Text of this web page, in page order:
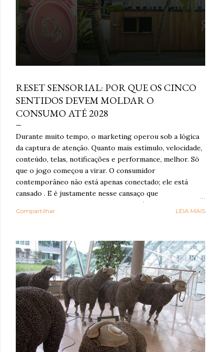
e
n
RESET SENSORIAL: POR QUE OS CINCO
SENTIDOS DEVEM MOLDAR O
CONSUMO ATÉ 2028
Durante muito tempo, o marketing operou sob a lógica
da captura de atenção. Quanto mais estímulo, velocidade,
conteúdo, telas, notificações e performance, melhor. Só
que o jogo começou a virar. O consumidor
contemporâneo não está apenas conectado; ele está
cansado . E é justamente nesse cansaço que o reset
sensorial ganha força: como resposta à exaustão
cognitiva e emocional provocada por anos de
WGSN define o conceito como a valorização de tato,
olfato, visão, audição e paladar como ferramentas de
bem-estar, presença e conexão . Embora o nome “reset
sensorial” esteja sendo popularizado agora, a lógica por
trás dele já aparece em outros grandes relatórios
globais. A Accenture , em Life Trends 2025 , descreve o
movimento de Social Rewilding , segundo o qual as
pessoas buscam mais profundidade, autenticidade e
riqueza sensorial nas experiências. Na pesquisa da
consultoria, 42% atribuíram sua experiência mais
Compartilhar LEIA MAIS